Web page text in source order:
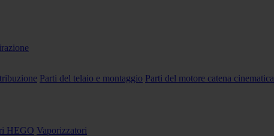
Parti del telaio e montaggio Parti del motore catena cinematica
HEGO Vaporizzatori